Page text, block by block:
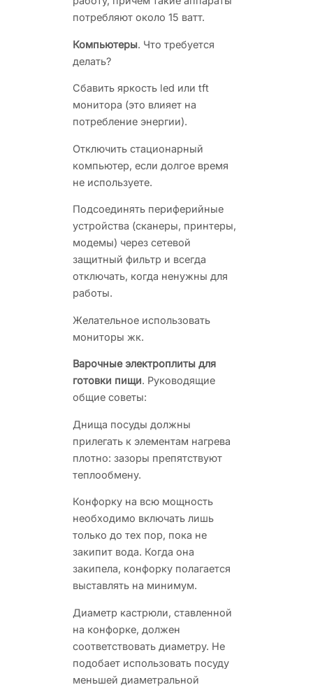
потребляют около 15 ватт.
Компьютеры. Что требуется
делать?
Сбавить яркость led или tft
монитора (это влияет на
потребление энергии).
Отключить стационарный
компьютер, если долгое время
не используете.
Подсоединять периферийные
устройства (сканеры, принтеры,
модемы) через сетевой
защитный фильтр и всегда
отключать, когда ненужны для
работы.
Желательное использовать
мониторы жк.
Варочные электроплиты для
готовки пищи. Руководящие
общие советы:
Днища посуды должны
прилегать к элементам нагрева
плотно: зазоры препятствуют
теплообмену.
Конфорку на всю мощность
необходимо включать лишь
только до тех пор, пока не
закипит вода. Когда она
закипела, конфорку полагается
выставлять на минимум.
Диаметр кастрюли, ставленной
на конфорке, должен
соответствовать диаметру. Не
подобает использовать посуду
меньшей диаметральной